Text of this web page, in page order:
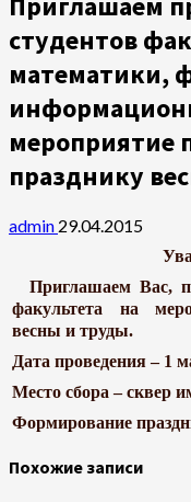
студентов
математики,
мероприятие
празднику
admin 29.04.2015
Приглашаем Вас,
факультета на
весны и труды.
Дата проведения – 1
Место сбора – сквер
Формирование
Похожие записи